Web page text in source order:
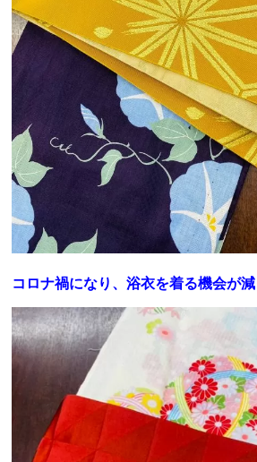
コロナ禍になり、浴衣を着る機会が